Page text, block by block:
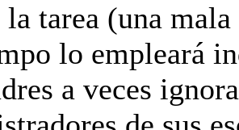
la tarea (una
lo empleará
a veces